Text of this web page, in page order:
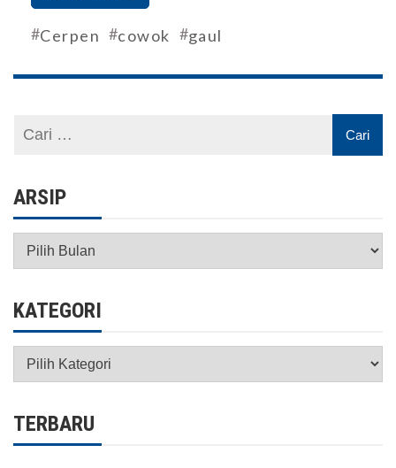
#Cerpen #cowok #gaul
ARSIP
Arsip
KATEGORI
Kategori
TERBARU